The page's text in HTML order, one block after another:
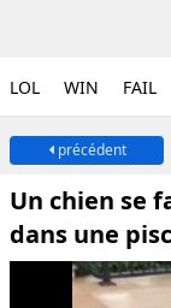
LOL WIN FAIL
précédent
Un chien se
dans une